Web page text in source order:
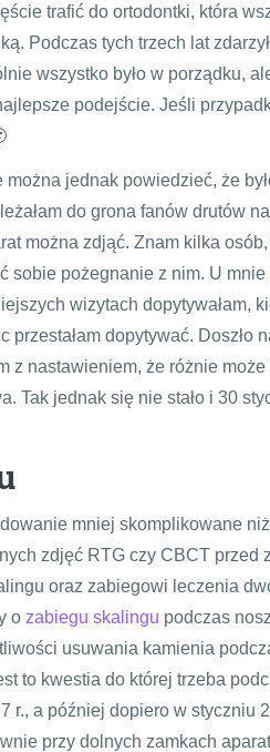
trafić do ortodontki, która
Podczas tych trzech lat
wszystko było w porządku,
podejście. Jeśli
można jednak powiedzieć, że
do grona fanów drutów
można zdjąć. Znam kilka
sobie pożegnanie z nim. U mnie
wizytach dopytywałam,
dopytywać. Doszło
z nastawieniem, że różnie
Tak jednak się nie stało i 30
mniej skomplikowane
zdjęć RTG czy CBCT przed
oraz zabiegowi leczenia
o zabiegu skalingu podczas
usuwania kamienia
to kwestia do której trzeba
r., a później dopiero w styczniu
przy dolnych zamkach